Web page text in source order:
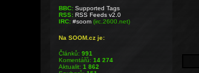
BBC: Supported Tags
RSS: RSS Feeds v2.0
IRC: #soom(irc.2600.net)
Na SOOM.cz je:
Článků:991
Komentářů:14 274
Aktualit:1 862